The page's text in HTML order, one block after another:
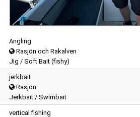
Angling
Rasjön och Rakalven
Jig / Soft Bait (fishy)
jerkbait
Rasjön
Jerkbait / Swimbait
vertical fishing